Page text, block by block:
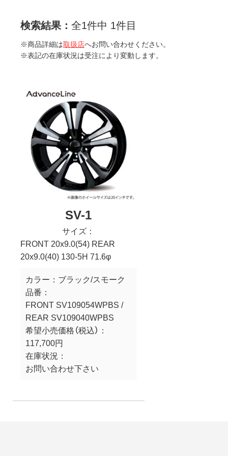
検索結果： 全1件中 1件目
※商品詳細は取扱店へお問い合わせください。
※表記の在庫状況は受注により変動します。
SV-1
サイズ：
FRONT 20x9.0(54) REAR
20x9.0(40) 130-5H 71.6φ
カラー： ブラック/スモーク
品番：
FRONT SV109054WPBS /
REAR SV109040WPBS
希望小売価格（税込）：
117,700円
在庫状況：
お問い合わせ下さい